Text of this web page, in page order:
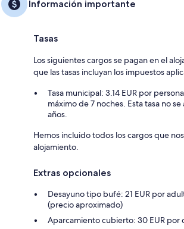
Información importante
Tasas
Los siguientes cargos se pagan en el
que las tasas incluyan los impuestos
Tasa municipal: 3.14 EUR por
máximo de 7 noches. Esta tasa no
años.
Hemos incluido todos los cargos que
alojamiento.
Extras opcionales
Desayuno tipo bufé: 21 EUR por
(precio aproximado)
Aparcamiento cubierto: 30 EUR por